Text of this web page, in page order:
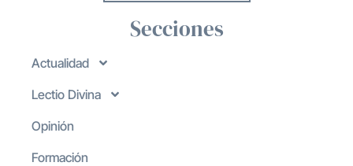
Secciones
Actualidad
Lectio Divina
Opinión
Formación